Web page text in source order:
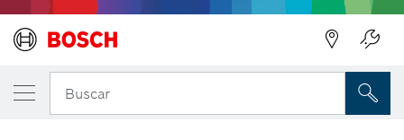
Buscar
TU VARIANTE SELECCIONADA
Cepillos de copa de alambre ondulado de
carbono